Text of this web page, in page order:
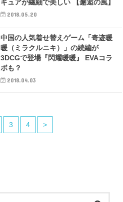
ギュアが繊細で美しい 【邂逅の風】
2018.05.20
中国の人気着せ替えゲーム「奇迹暖
暖（ミラクルニキ）」の続編が
3DCGで登場『閃耀暖暖』 EVAコラ
ボも？
2018.04.03
3 4 >